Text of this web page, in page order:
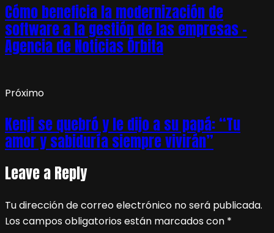
Cómo beneficia la modernización de
software a la gestión de las empresas –
Agencia de Noticias Órbita
Próximo
Kenji se quebró y le dijo a su papá: “Tu
amor y sabiduría siempre vivirán”
Leave a Reply
Tu dirección de correo electrónico no será publicada.
Los campos obligatorios están marcados con *